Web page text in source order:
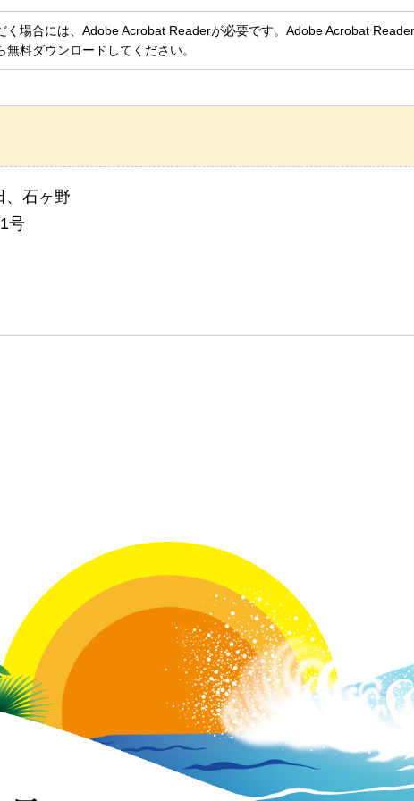
く場合には、Adobe Acrobat Readerが必要です。Adobe Acrobat
料ダウンロードしてください。
、石ヶ野
号